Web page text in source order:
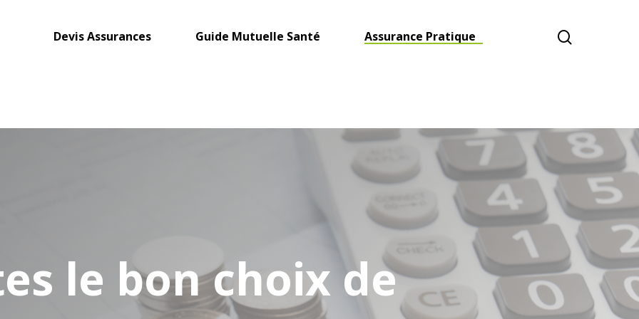
Devis Assurances Guide Mutuelle Santé Assurance Pratique
le bon choix de